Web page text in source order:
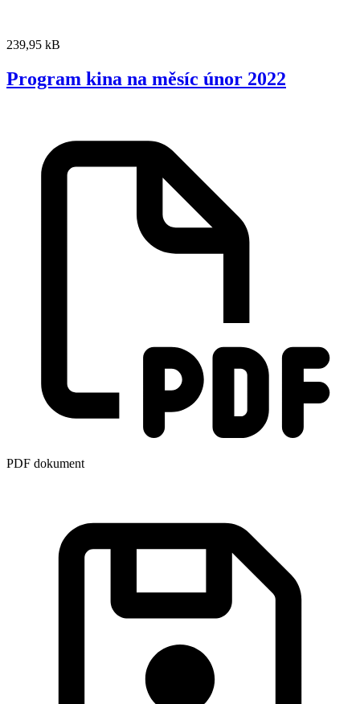
239,95 kB
Program kina na měsíc únor 2022
PDF dokument